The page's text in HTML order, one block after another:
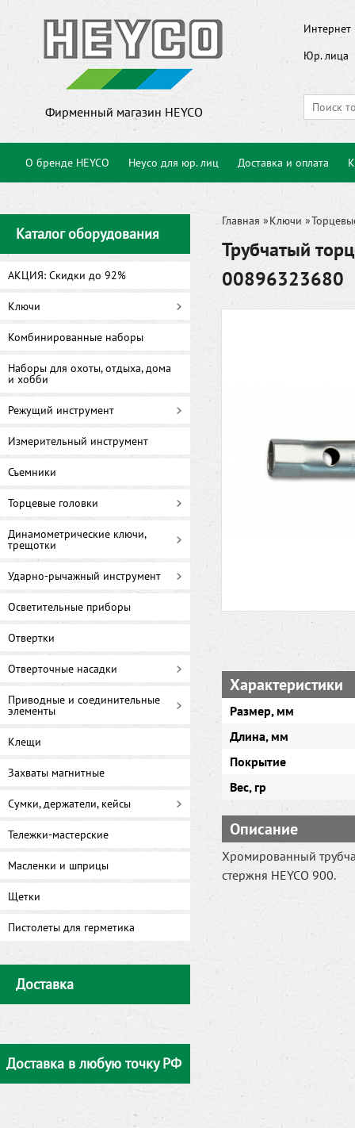
Фирменный магазин HEYCO
Интернет
Юр. лица
О бренде HEYCO Heyco для юр. лиц Доставка и оплата
Каталог оборудования
АКЦИЯ: Скидки до 92%
Ключи
Комбинированные наборы
Наборы для охоты, отдыха, дома
и хобби
Режущий инструмент
Измерительный инструмент
Съемники
Торцевые головки
Динамометрические ключи,
трещотки
Ударно-рычажный инструмент
Осветительные приборы
Отвертки
Отверточные насадки
Приводные и соединительные
элементы
Клещи
Захваты магнитные
Сумки, держатели, кейсы
Тележки-мастерские
Масленки и шприцы
Щетки
Пистолеты для герметика
Доставка
Доставка в любую точку РФ
Главная »Ключи »
Трубчатый
00896323680
Характеристики
Размер, мм
Длина, мм
Покрытие
Вес, гр
Описание
Хромированный
стержня HEYCO 900.